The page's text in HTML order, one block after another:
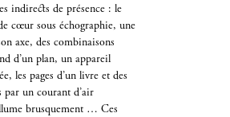
indirects de présence : le
cœur sous échographie, une
axe, des combinaisons
d’un plan, un appareil
les pages d’un livre et des
par un courant d’air
brusquement … Ces